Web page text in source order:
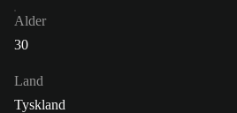
Alder
30
Land
Tyskland